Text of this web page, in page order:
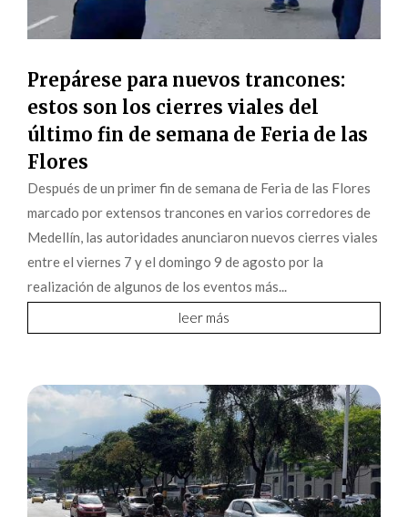
Prepárese para nuevos trancones:
estos son los cierres viales del
último fin de semana de Feria de las
Flores
Después de un primer fin de semana de Feria de las Flores
marcado por extensos trancones en varios corredores de
Medellín, las autoridades anunciaron nuevos cierres viales
entre el viernes 7 y el domingo 9 de agosto por la
realización de algunos de los eventos más...
leer más